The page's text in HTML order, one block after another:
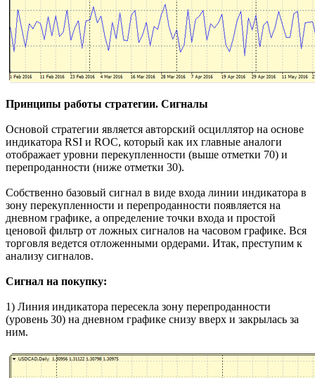
Принципы работы стратегии. Сигналы
Основой стратегии является авторский осциллятор на основе
индикатора RSI и ROC, который как их главные аналоги
отображает уровни перекупленности (выше отметки 70) и
перепроданности (ниже отметки 30).
Собственно базовый сигнал в виде входа линии индикатора в
зону перекупленности и перепроданности появляется на
дневном графике, а определение точки входа и простой
ценовой фильтр от ложных сигналов на часовом графике. Вся
торговля ведется отложенными ордерами. Итак, преступим к
анализу сигналов.
Сигнал на покупку:
1) Линия индикатора пересекла зону перепроданности
(уровень 30) на дневном графике снизу вверх и закрылась за
ним.